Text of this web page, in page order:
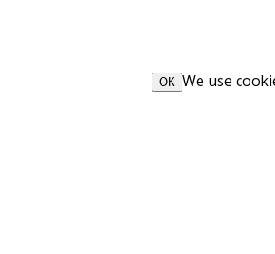
We use
ОК